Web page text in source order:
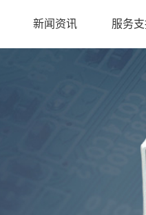
新闻资讯 服务